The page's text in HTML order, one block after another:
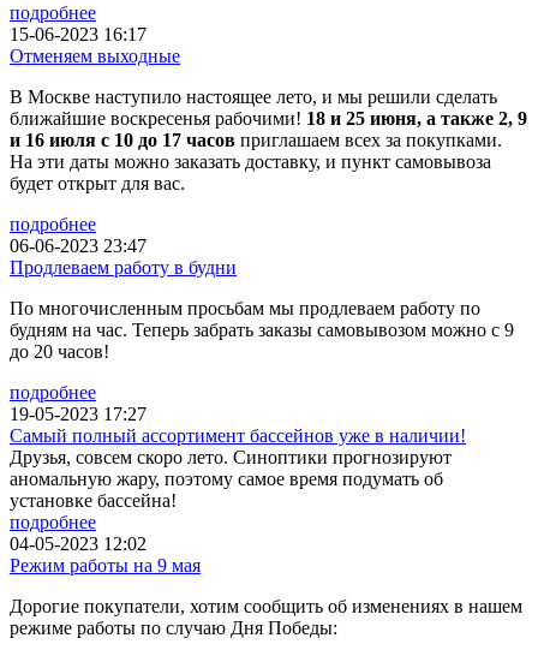
подробнее
15-06-2023 16:17
Отменяем выходные
В Москве наступило настоящее лето, и мы решили сделать
ближайшие воскресенья рабочими! 18 и 25 июня, а также 2, 9
и 16 июля с 10 до 17 часов приглашаем всех за покупками.
На эти даты можно заказать доставку, и пункт самовывоза
будет открыт для вас.
подробнее
06-06-2023 23:47
Продлеваем работу в будни
По многочисленным просьбам мы продлеваем работу по
будням на час. Теперь забрать заказы самовывозом можно с 9
до 20 часов!
подробнее
19-05-2023 17:27
Самый полный ассортимент бассейнов уже в наличии!
Друзья, совсем скоро лето. Синоптики прогнозируют
аномальную жару, поэтому самое время подумать об
установке бассейна!
подробнее
04-05-2023 12:02
Режим работы на 9 мая
Дорогие покупатели, хотим сообщить об изменениях в нашем
режиме работы по случаю Дня Победы: